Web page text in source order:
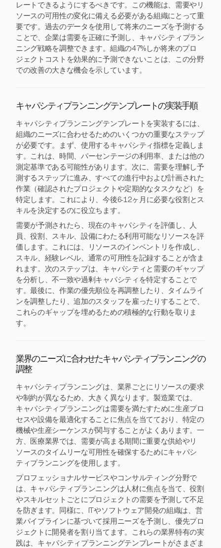
レートできるようにするべきです。この機能は、需要やリ
ソースの可用性の変化に備える必要がある組織にとって重
要です。過去のデータを使用して将来のニーズを予測する
ことで、企業は需要を正確に予測し、キャパシティプラン
ニング戦略を調整できます。組織の47%しか将来のプロ
ジェクトコストを効果的に予測できないことは、この分野
での改善の大きな機会を示しています。
キャパシティプランニングテンプレートの実装手順
キャパシティプランニングテンプレートを実装するには、
組織のニーズに合わせるためのいくつかの重要なステップ
が必要です。まず、使用するキャパシティ指標を定義しま
す。これは、時間、パーセンテージの利用率、または他の
測定基準である可能性があります。次に、需要を理解し予
測するステップに進み、すべての進行中および計画された
作業（確認されたプロジェクトや定期的なタスクなど）を
特定します。これにより、今後6-12ヶ月に必要な役割とス
キルを決定するのに役立ちます。
需要が予測されたら、現在のキャパシティを評価し、人
員、役割、スキル、設備にわたる利用可能なリソースを評
価します。これには、リソースのインベントリを作成し、
スキル、経験レベル、通常の可用性を記録することが含ま
れます。次のステップは、キャパシティと需要のギャップ
を分析し、不一致や過剰キャパシティを特定することで
す。最後に、作業の優先順位を再調整したり、タイムライ
ンを調整したり、追加のスタッフを雇ったりすることで、
これらのギャップを埋めるための積極的な行動を取りま
す。
業界のニーズに合わせたキャパシティプランニングの
調整
キャパシティプランニングは、業界ごとにリソースの要求
や制約が異なるため、大きく異なります。製造業では、
キャパシティプランニングは需要を満たすために生産プロ
セスや設備を最適化することに焦点を当てており、特定の
機械や生産シーケンスが関与することがよくあります。一
方、医療業界では、需要が高まる期間に重要な供給やリ
ソースのタイムリーな可用性を確保するためにキャパシ
ティプランニングを使用します。
プロフェッショナルサービスやコンサルティング分野で
は、キャパシティプランニングは人材に焦点を当て、役割
やスキルセットごとにプロジェクトの需要を予測して不足
を防ぎます。同様に、ITやソフトウェア開発の組織は、営
業パイプラインに基づいて採用ニーズを予測し、優先プロ
ジェクトに開発者を割り当てます。これらの業界特有の実
践は、キャパシティプランニングテンプレートがさまざま